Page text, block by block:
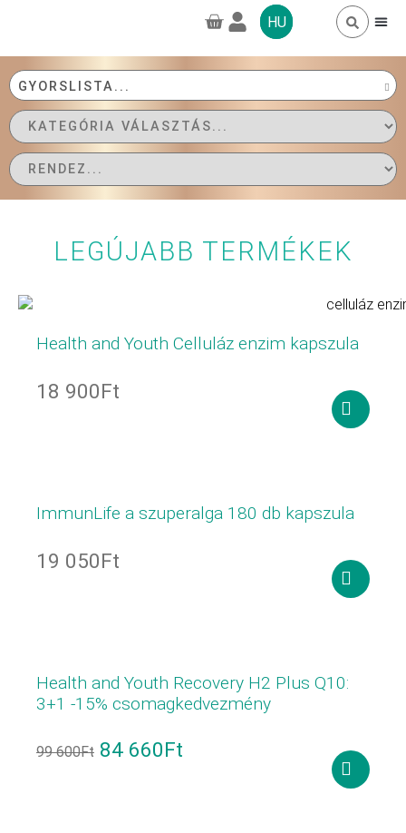
HU
GYORSLISTA...
KIEMELT TERMÉKEK
NÉPSZERŰ TERMÉKEK
LEGÚJABB TERMÉKEK
ÖSSZES TERMÉK
LEGÚJABB TERMÉKEK
Health and Youth Celluláz enzim kapszula
18 900Ft
ImmunLife a szuperalga 180 db kapszula
19 050Ft
Health and Youth Recovery H2 Plus Q10:
3+1 -15% csomagkedvezmény
99 600Ft 84 660Ft